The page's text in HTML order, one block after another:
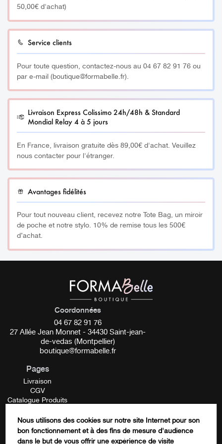
STRASS LIGHT PEACH – Taille 3 (1,2 mm) – 1440
pcs –Offrez à vos créations Nail Art une touche
d’élégance et de lumière avec ces magnifiques strass
Light Peach de taille 3 (1,2 mm), dont la teinte pêche
douce et subtile apporte un éclat raffiné à toutes vos
poses, qu’elles soient discrètes ou sophistiquées. Leur
coupe de haute qualité garantit une brillance
exceptionnelle sous tous les angles, tandis que leur
format ultra-pratique en lot de 1440 pièces vous permet
de réaliser un grand nombre de décors précis, que ce soit
sur ongles naturels, capsules ou faux ongles, avec une
pose facile à l’aide de gel, résine ou top coat, pour une
fixation durable et un rendu professionnel.
Plus d’informations :
Brillance exceptionnelle.
Diffusion intense de la lumière.
Haut de gamme.
Multiples utilisations possibles.
Conseils d’utilisation :
Technique sertissage :
Sur un ongle terminé, appliquer une couche de Gel de
finition.
Poser les Strass puis catalysez sous la lampe UV, en
d’orfèvre.
Enlever l’effet collant avec le Liquide de Finition.
Un résultat final façon bijoux !
50,00€ d'achat)
Service clients
Pour toute question, contactez-nous au 04 67 82 91 76 ou
par e-mail (boutique@formabelle.fr).
Livraison Express Colissimo 24h/48h & Standard
Mondial Relay 4 à 5 jours
En France, livraison gratuite dès 89,00€ d'achat. Veuillez
nous contacter pour l'étranger.
Avantages fidélités
Pour tout nouveau client, recevez notre Tote Bag, un miroir
de poche et notre stylo. 10% de remise tous les 500€
d’achat.
URL
Coordonnées
04 67 82 91 76
27 Allée Jean Monnet - 34430 Saint-jean-
de-vedas (Montpellier)
boutique@formabelle.fr
Pages
Livraison
CGV
Catalogue Produits
Contactez-nous
FORMATION
Nous utilisons des cookies sur notre site Internet pour son
bon fonctionnement et à des fins de mesure d'audience
dans le but de vous offrir une expérience de visite